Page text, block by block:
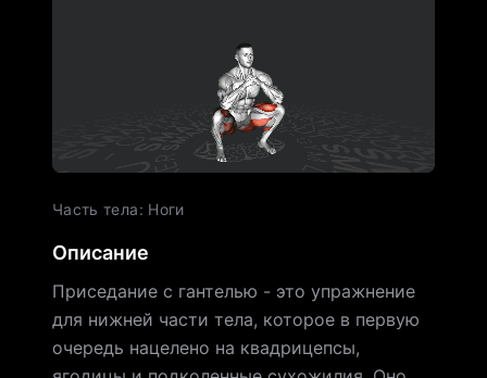
Часть тела: Ноги
Описание
Приседание с гантелью - это упражнение
для нижней части тела, которое в первую
очередь нацелено на квадрицепсы,